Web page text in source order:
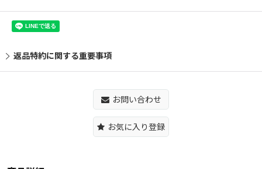
返品特約に関する重要事項
お問い合わせ
お気に入り登録